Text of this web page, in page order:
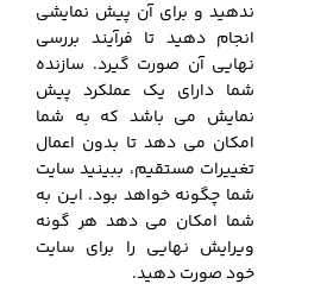
ندهید و برای آن پیش نمایشی
انجام دهید تا فرآیند بررسی
نهایی آن صورت گیرد. سازنده
شما دارای یک عملکرد پیش
نمایش می باشد که به شما
امکان می دهد تا بدون اعمال
تغییرات مستقیم، ببینید سایت
شما چگونه خواهد بود. این به
شما امکان می دهد هر گونه
ویرایش نهایی را برای سایت
خود صورت دهید.